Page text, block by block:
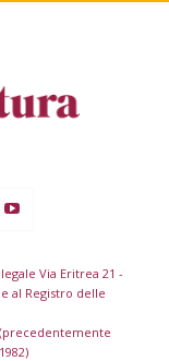
Via Eritrea 21 -
al Registro delle